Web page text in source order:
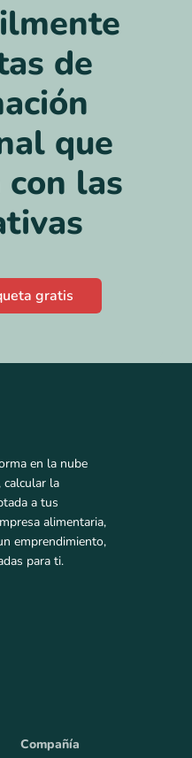
de
que
las
gratis
en la nube
calcular la
a tus
alimentaria,
emprendimiento,
para ti.
Compañía